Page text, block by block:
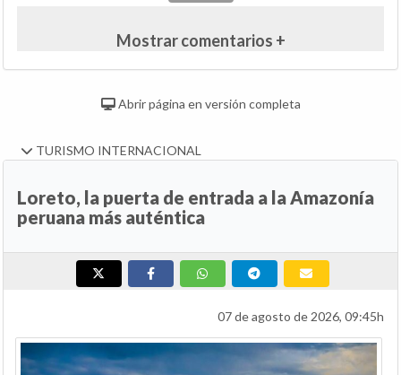
Mostrar comentarios +
Abrir página en versión completa
TURISMO INTERNACIONAL
Loreto, la puerta de entrada a la Amazonía
peruana más auténtica
07 de agosto de 2026, 09:45h